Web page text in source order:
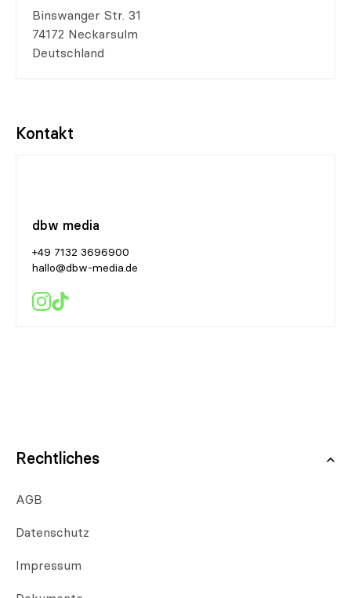
Binswanger Str. 31
74172 Neckarsulm
Deutschland
Kontakt
dbw media
+49 7132 3696900
hallo@dbw-media.de
Rechtliches
AGB
Datenschutz
Impressum